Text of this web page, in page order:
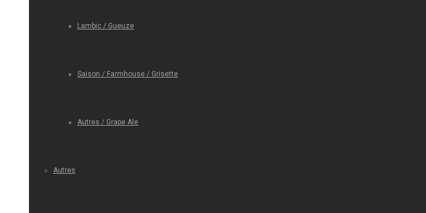
Lambic / Gueuze
Saison / Farmhouse / Grisette
Autres / Grape Ale
Autres